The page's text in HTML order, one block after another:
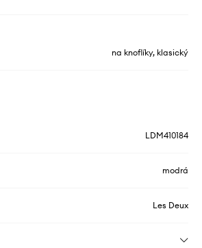
na knoflíky, klasický
LDM410184
modrá
Les Deux